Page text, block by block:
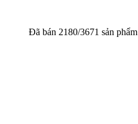
Đã bán 2180/3671 sản phẩm